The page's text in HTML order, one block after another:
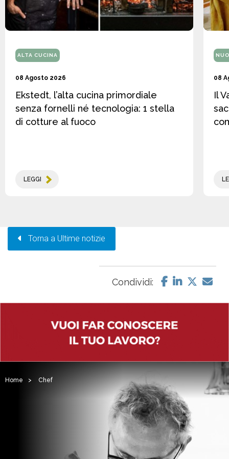
ALTA CUCINA
08 Agosto 2026
Ekstedt, l’alta cucina primordiale
senza fornelli né tecnologia: 1 stella
di cotture al fuoco
LEGGI
08
Il
Torna a Ultime notizie
Condividi:
Home > Chef